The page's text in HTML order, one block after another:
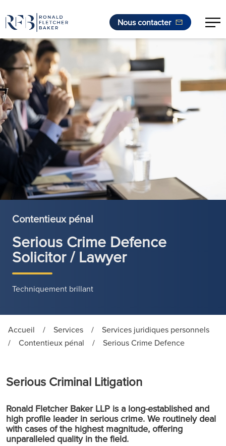
Aller au contenu
Nous contacter
Contentieux pénal
Serious Crime Defence
Solicitor / Lawyer
Techniquement brillant
Accueil / Services /
Services juridiques personnels
/
Contentieux pénal / Serious Crime Defence
Serious Criminal Litigation
Ronald Fletcher Baker LLP is a long-established and
high profile leader in serious crime. We routinely deal
with cases of the highest magnitude, offering
unparalleled quality in the field.